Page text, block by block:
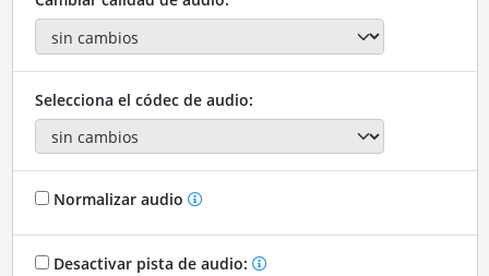
Selecciona el códec de audio:
Normalizar audio
Desactivar pista de audio: